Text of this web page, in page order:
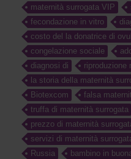
maternità surrogata VIP
fecondazione in vitro
costo del la donatrice di
congelazione sociale
diagnosi di
riproduzione
la storia della maternità
Biotexcom
falsa
truffa di maternità surrogata
prezzo di maternità
servizi di maternità
Russia
bambino in